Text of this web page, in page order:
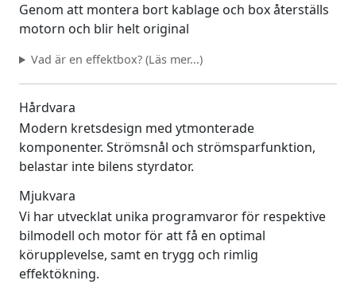
Genom att montera bort kablage och box återställs
motorn och blir helt original
Vad är en effektbox? (Läs mer...)
Hårdvara
Modern kretsdesign med ytmonterade
komponenter. Strömsnål och strömsparfunktion,
belastar inte bilens styrdator.
Mjukvara
Vi har utvecklat unika programvaror för respektive
bilmodell och motor för att få en optimal
körupplevelse, samt en trygg och rimlig
effektökning.